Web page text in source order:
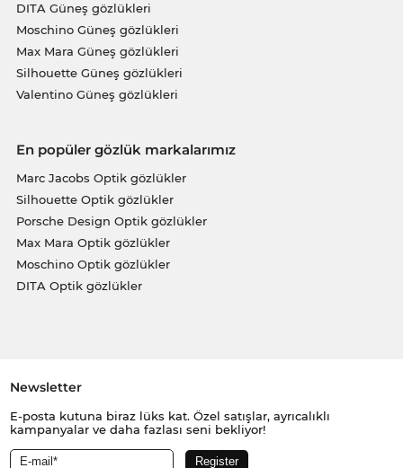
DITA Güneş gözlükleri
Moschino Güneş gözlükleri
Max Mara Güneş gözlükleri
Silhouette Güneş gözlükleri
Valentino Güneş gözlükleri
En popüler gözlük markalarımız
Marc Jacobs Optik gözlükler
Silhouette Optik gözlükler
Porsche Design Optik gözlükler
Max Mara Optik gözlükler
Moschino Optik gözlükler
DITA Optik gözlükler
Newsletter
E-posta kutuna biraz lüks kat. Özel satışlar, ayrıcalıklı
kampanyalar ve daha fazlası seni bekliyor!